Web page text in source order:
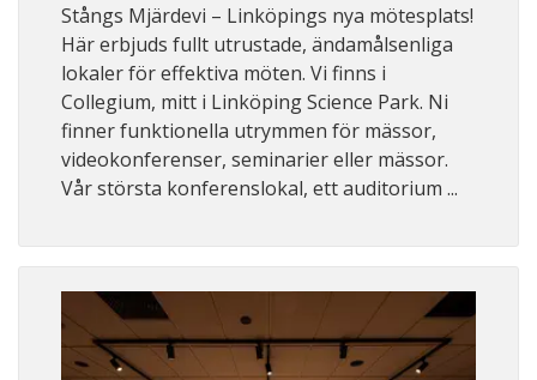
Stångs Mjärdevi – Linköpings nya mötesplats!
Här erbjuds fullt utrustade, ändamålsenliga
lokaler för effektiva möten. Vi finns i
Collegium, mitt i Linköping Science Park. Ni
finner funktionella utrymmen för mässor,
videokonferenser, seminarier eller mässor.
Vår största konferenslokal, ett auditorium ...